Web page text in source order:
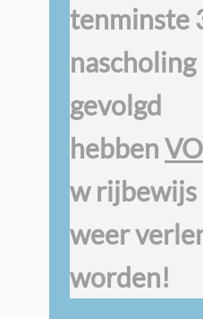
tenminste
nascholing
gevolgd
hebben
w rijbewijs
weer
worden!